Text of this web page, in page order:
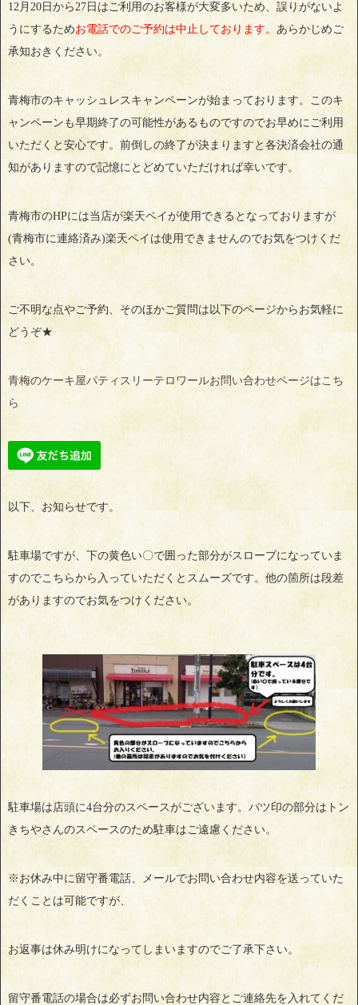
12月20日から27日はご利用のお客様が大変多いため、誤りがないよ
うにするためお電話でのご予約は中止しております。 あらかじめご
承知おきください。
青梅市のキャッシュレスキャンペーンが始まっております。このキ
ャンペーンも早期終了の可能性があるものですのでお早めにご利用
いただくと安心です。前倒しの終了が決まりますと各決済会社の通
知がありますので記憶にとどめていただければ幸いです。
青梅市のHPには当店が楽天ペイが使用できるとなっておりますが
(青梅市に連絡済み)楽天ペイは使用できませんのでお気をつけくだ
さい。
ご不明な点やご予約、そのほかご質問は以下のページからお気軽に
どうぞ★
青梅のケーキ屋パティスリーテロワールお問い合わせページはこち
ら
以下、お知らせです。
駐車場ですが、下の黄色い〇で囲った部分がスロープになっていま
すのでこちらから入っていただくとスムーズです。他の箇所は段差
がありますのでお気をつけください。
駐車場は店頭に4台分のスペースがございます。バツ印の部分はトン
きちやさんのスペースのため駐車はご遠慮ください。
※お休み中に留守番電話、メールでお問い合わせ内容を送っていた
だくことは可能ですが、
お返事は休み明けになってしまいますのでご了承下さい。
留守番電話の場合は必ずお問い合わせ内容とご連絡先を入れてくだ